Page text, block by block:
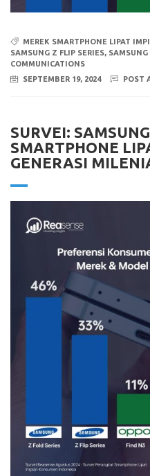
MEREK SMARTPHONE LIPAT
SAMSUNG Z FLIP SERIES, SAMSUNG
COMMUNICATIONS
SEPTEMBER 19, 2024
POST
SURVEI:
SMARTPHONE
GENERASI